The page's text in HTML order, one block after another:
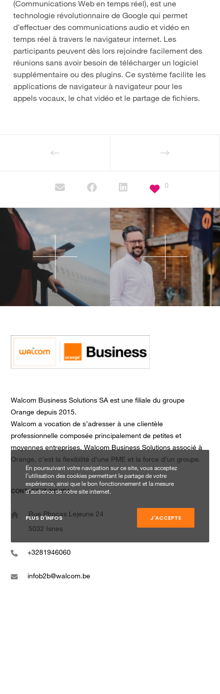
(Communications Web en temps réel), est une
technologie révolutionnaire de Google qui permet
d’effectuer des communications audio et vidéo en
temps réel à travers le navigateur internet. Les
participants peuvent dès lors rejoindre facilement des
réunions sans avoir besoin de télécharger un logiciel
supplémentaire ou des plugins. Ce système facilite les
applications de navigateur à navigateur pour les
appels vocaux, le chat vidéo et le partage de fichiers.
0
Walcom Business Solutions SA est une filiale du groupe
Orange depuis 2015.
Walcom a vocation de s’adresser à une clientèle
professionnelle composée principalement de petites et
moyennes entreprises. Walcom Business Solutions associé à
Orange, c’est la flexibilité d’une PME et la force d’un groupe.
CONTACTEZ-NOUS !
Rue Phocas Lejeune 24
5032 Isnes
+3281946060
infob2b@walcom.be
En poursuivant votre navigation sur ce site, vous acceptez
l’utilisation des cookies permettant le partage de votre
expérience, ainsi que le bon fonctionnement et la mesure
d’audience de notre site internet.
PLUS D'INFOS J'ACCEPTE